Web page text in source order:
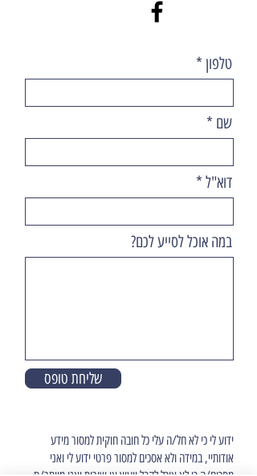
טלפון
שם
דוא"ל
במה אוכל לסייע לכם?
שליחת טופס
ידוע לי כי לא חל/ה עלי כל חובה חוקית למסור מידע
אודותיי, במידה ולא אסכים למסור פרטי ידוע לי ואני